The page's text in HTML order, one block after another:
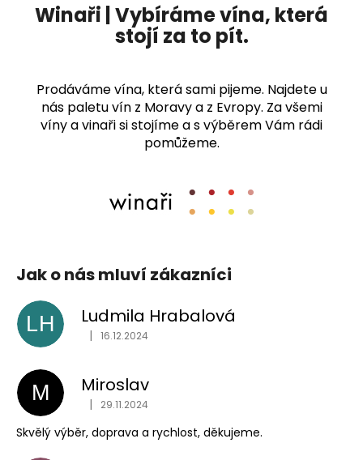
Winaři | Vybíráme vína, která
stojí za to pít.
Prodáváme vína, která sami pijeme. Najdete u
nás paletu vín z Moravy a z Evropy. Za všemi
víny a vinaři si stojíme a s výběrem Vám rádi
pomůžeme.
Jak o nás mluví zákazníci
LH Ludmila Hrabalová
Hodnocení obchodu je 5 z 5 hvězdiček.
| 16.12.2024
M Miroslav
Hodnocení obchodu je 5 z 5 hvězdiček.
| 29.11.2024
Skvělý výběr, doprava a rychlost, děkujeme.